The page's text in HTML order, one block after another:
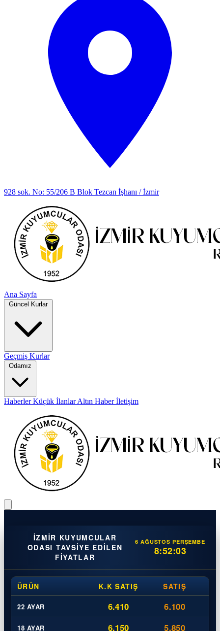
928 sok. No: 55/206 B Blok Tezcan İşhanı / İzmir
Ana Sayfa
Güncel Kurlar
Geçmiş Kurlar
Odamız
HaberlerKüçük İlanlarAltın Haberİletişim
İZMIR KUYUMCULAR
ODASI TAVSIYE EDILEN
FIYATLAR
6 AĞUSTOS PERŞEMBE
8:52:03
ÜRÜN K.K SATIŞ SATIŞ
22 AYAR 6.410 6.100
18 AYAR 6.150 5.850